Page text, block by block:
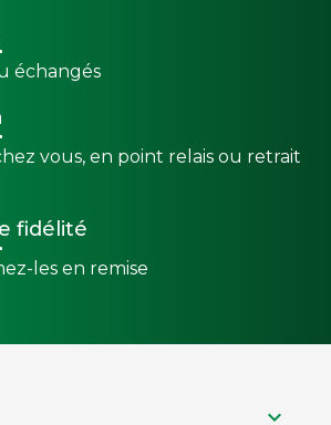
échangés
vous, en point relais ou retrait
fidélité
les en remise